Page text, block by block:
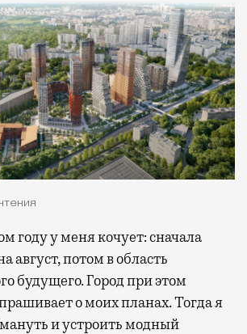
август, потом в область
будущего. Город при этом
о моих планах. Тогда я
и устроить модный